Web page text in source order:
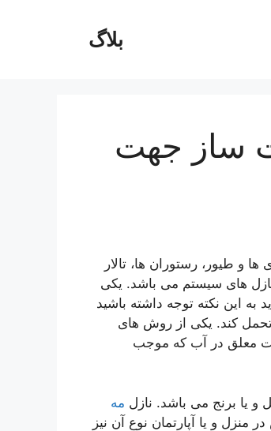
بلاگ
ساز جهت
ها و طیور، رستوران ها، تالار
های سیستم می باشد. یکی
این نکته توجه داشته باشید
تحمل کند. یکی از روش های
معلق در آب که موجب
و یا برنج می باشد. نازل مه
و یا آپارتمان نوع آن نیز